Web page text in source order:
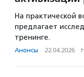
На практической
предлагает
тренинге.
Анонсы · 22.04.2026 ·